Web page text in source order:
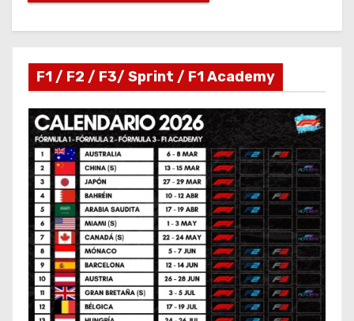
F1 / F2 / F3/ Sprint / F1 Academy